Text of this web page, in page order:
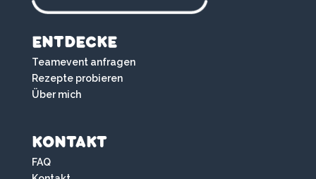
ENTDECKE
Teamevent anfragen
Rezepte probieren
Über mich
KONTAKT
FAQ